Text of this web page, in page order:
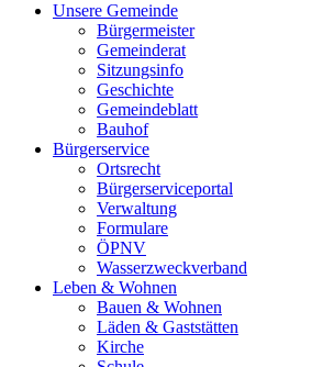
Unsere Gemeinde
Bürgermeister
Gemeinderat
Sitzungsinfo
Geschichte
Gemeindeblatt
Bauhof
Bürgerservice
Ortsrecht
Bürgerserviceportal
Verwaltung
Formulare
ÖPNV
Wasserzweckverband
Leben & Wohnen
Bauen & Wohnen
Läden & Gaststätten
Kirche